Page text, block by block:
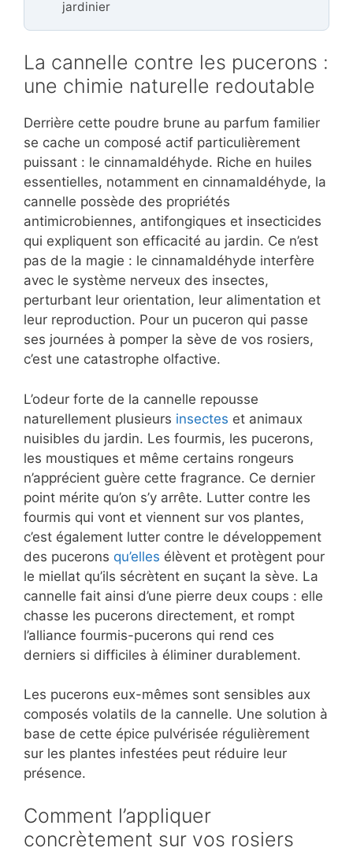
jardinier
La cannelle contre les pucerons :
une chimie naturelle redoutable
Derrière cette poudre brune au parfum familier
se cache un composé actif particulièrement
puissant : le cinnamaldéhyde. Riche en huiles
essentielles, notamment en cinnamaldéhyde, la
cannelle possède des propriétés
antimicrobiennes, antifongiques et insecticides
qui expliquent son efficacité au jardin. Ce n’est
pas de la magie : le cinnamaldéhyde interfère
avec le système nerveux des insectes,
perturbant leur orientation, leur alimentation et
leur reproduction. Pour un puceron qui passe
ses journées à pomper la sève de vos rosiers,
c’est une catastrophe olfactive.
L’odeur forte de la cannelle repousse
naturellement plusieurs insectes et animaux
nuisibles du jardin. Les fourmis, les pucerons,
les moustiques et même certains rongeurs
n’apprécient guère cette fragrance. Ce dernier
point mérite qu’on s’y arrête. Lutter contre les
fourmis qui vont et viennent sur vos plantes,
c’est également lutter contre le développement
des pucerons qu’elles élèvent et protègent pour
le miellat qu’ils sécrètent en suçant la sève. La
cannelle fait ainsi d’une pierre deux coups : elle
chasse les pucerons directement, et rompt
l’alliance fourmis-pucerons qui rend ces
derniers si difficiles à éliminer durablement.
Les pucerons eux-mêmes sont sensibles aux
composés volatils de la cannelle. Une solution à
base de cette épice pulvérisée régulièrement
sur les plantes infestées peut réduire leur
présence.
Comment l’appliquer
concrètement sur vos rosiers